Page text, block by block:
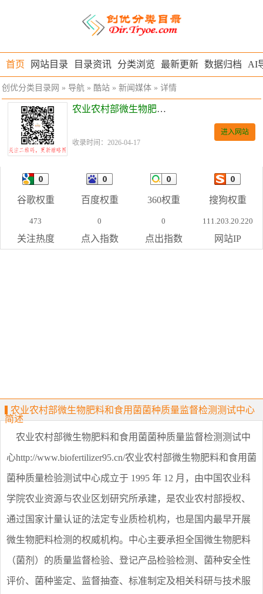
首页 网站目录 目录资讯 分类浏览 最新更新 数据归档 AI
创优分类目录网 » 导航 » 酷站 » 新闻媒体 » 详情
农业农村部微生物肥料和食用菌菌种质量监督检测测试中心
收录时间：2026-04-17
进入网站
谷歌权重 百度权重 360权重 搜狗权重
473
关注热度
0
点入指数
0
点出指数
111.203.20.220
网站IP
农业农村部微生物肥料和食用菌菌种质量监督检测测试中心
简述
农业农村部微生物肥料和食用菌菌种质量监督检测测试中
心http://www.biofertilizer95.cn/农业农村部微生物肥料和食用菌
菌种质量检验测试中心成立于 1995 年 12 月，由中国农业科
学院农业资源与农业区划研究所承建，是农业农村部授权、
通过国家计量认证的法定专业质检机构，也是国内最早开展
微生物肥料检测的权威机构。中心主要承担全国微生物肥料
（菌剂）的质量监督检验、登记产品检验检测、菌种安全性
评价、菌种鉴定、监督抽查、标准制定及相关科研与技术服